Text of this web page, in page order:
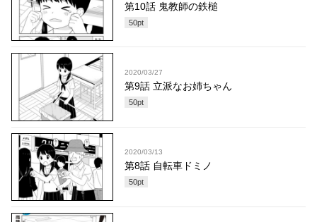
第10話 鬼教師の鉄槌
50pt
2020/03/27
第9話 立派なお姉ちゃん
50pt
2020/03/13
第8話 自転車ドミノ
50pt